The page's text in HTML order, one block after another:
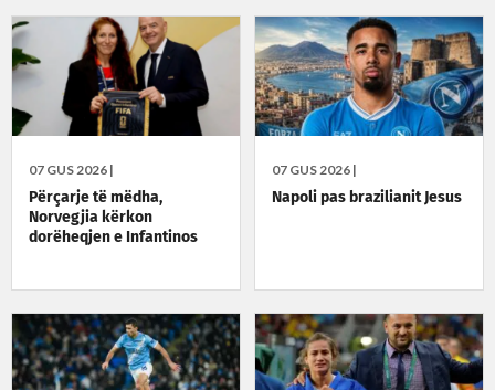
07 GUS 2026 |
Përçarje të mëdha,
Norvegjia kërkon
dorëheqjen e Infantinos
07 GUS 2026 |
Napoli pas brazilianit Jesus